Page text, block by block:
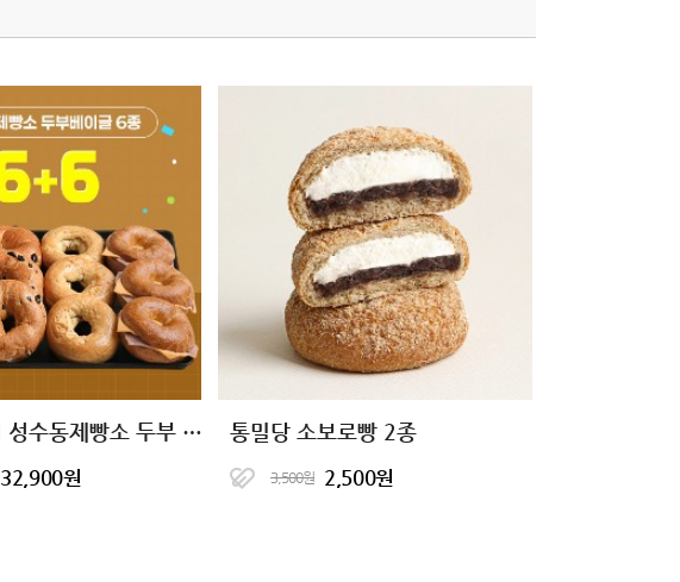
[6+6 특가] 성수동제빵소 두부 베이글 6종
32,900원
통밀당 소보로빵 2종
3,500원 2,500원